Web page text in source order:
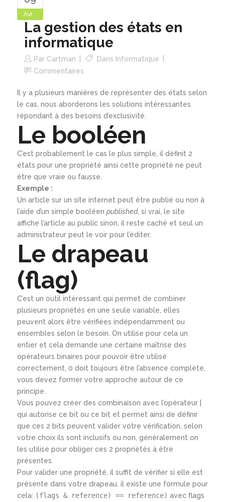
Avr
La gestion des états en
informatique
Par Cartman Dans Informatique
Commentaires
Il y a plusieurs manières de représenter des états selon
le cas, nous aborderons les solutions intéressantes
répondant à des besoins d’exclusivité.
Le booléen
C’est probablement le cas le plus simple, il définit 2
états pour une propriété ainsi cette propriété ne peut
être que vraie ou fausse.
Exemple :
Un article sur un site internet peut être publié ou non à
l’aide d’un simple booléen published, si vrai, le site
affiche l’article au public sinon, il reste caché et seul un
administrateur peut le voir pour l’éditer.
Le drapeau
(flag)
C’est un outil intéressant qui permet de combiner
plusieurs propriétés en une seule variable, elles
peuvent alors être vérifiées indépendamment ou
ensembles selon le besoin. On utilise pour cela un
entier et cela demande une certaine maîtrise des
opérateurs binaires pour pouvoir être utilisé
correctement, 0 doit toujours être l’absence complète,
vous devez former votre approche autour de ce
principe.
Vous pouvez créer des combinaison avec l’opérateur |
qui autorise ce bit ou ce bit et permet ainsi de définir
que ces 2 bits peuvent valider votre vérification, selon
votre choix ils sont inclusifs ou non, généralement on
les utilise pour obliger ces 2 propriétés à être
présentes.
Pour valider une propriété, il suffit de vérifier si elle est
présente dans votre drapeau, il existe une formule pour
cela: (flags & reference) == reference) avec flags